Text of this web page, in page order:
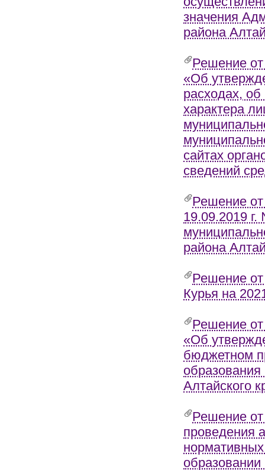
значения
района
Решение
«Об
расходах,
характера
сайтах
сведений
Решение
19.09.2019
района
Решение
Курья на
Решение
«Об
бюджетном
образования
Алтайского
Решение
проведения
образовании